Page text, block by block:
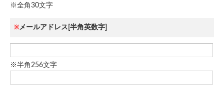
※全角30文字
※メールアドレス[半角英数字]
※半角256文字